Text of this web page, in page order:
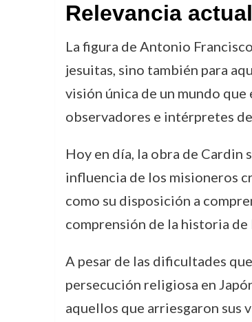
Relevancia actual
La figura de Antonio
jesuitas, sino también para
visión única de un mundo
observadores e intérpretes
Hoy en día, la obra de
influencia de los misioneros
como su disposición a
comprensión de la historia de
A pesar de las dificultades
persecución religiosa en
aquellos que arriesgaron sus